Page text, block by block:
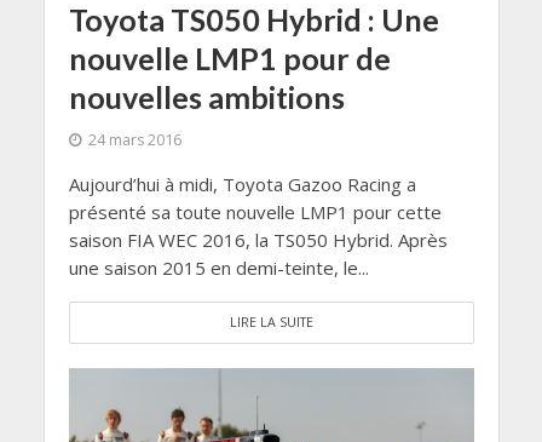
Toyota TS050 Hybrid : Une
nouvelle LMP1 pour de
nouvelles ambitions
24 mars 2016
Aujourd’hui à midi, Toyota Gazoo Racing a
présenté sa toute nouvelle LMP1 pour cette
saison FIA WEC 2016, la TS050 Hybrid. Après
une saison 2015 en demi-teinte, le...
LIRE LA SUITE